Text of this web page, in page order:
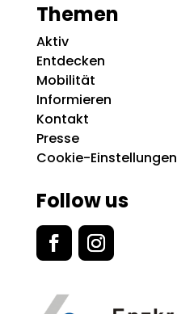
Themen
Aktiv
Entdecken
Mobilität
Informieren
Kontakt
Presse
Cookie-Einstellungen
Follow us